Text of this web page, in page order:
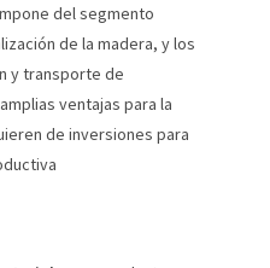
del segmento
de la madera, y los
y transporte de
ventajas para la
de inversiones para